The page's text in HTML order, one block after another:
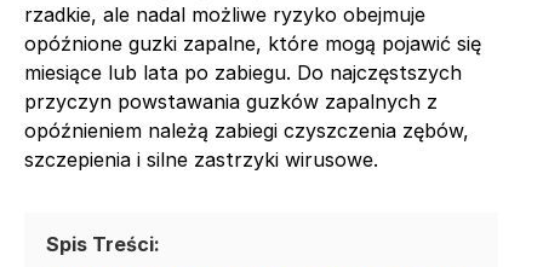
rzadkie, ale nadal możliwe ryzyko obejmuje
opóźnione guzki zapalne, które mogą pojawić się
miesiące lub lata po zabiegu. Do najczęstszych
przyczyn powstawania guzków zapalnych z
opóźnieniem należą zabiegi czyszczenia zębów,
szczepienia i silne zastrzyki wirusowe.
Spis Treści: